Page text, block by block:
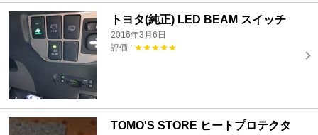
トヨタ(純正) LED BEAM スイッチ
2016年3月6日
評価 : ★★★★★
TOMO'S STORE ヒートプロテクタ